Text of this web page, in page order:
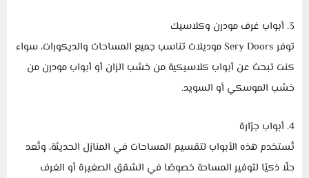
3. أبواب غرف مودرن وكلاسيك
توفر Sery Doors موديلات تناسب جميع المساحات والديكورات، سواء
كنت تبحث عن أبواب كلاسيكية من خشب الزان أو أبواب مودرن من
خشب الموسكي أو السويد.
4. أبواب جرّارة
تُستخدم هذه الأبواب لتقسيم المساحات في المنازل الحديثة، وتُعد
حلًا ذكيًا لتوفير المساحة خصوصًا في الشقق الصغيرة أو الغرف